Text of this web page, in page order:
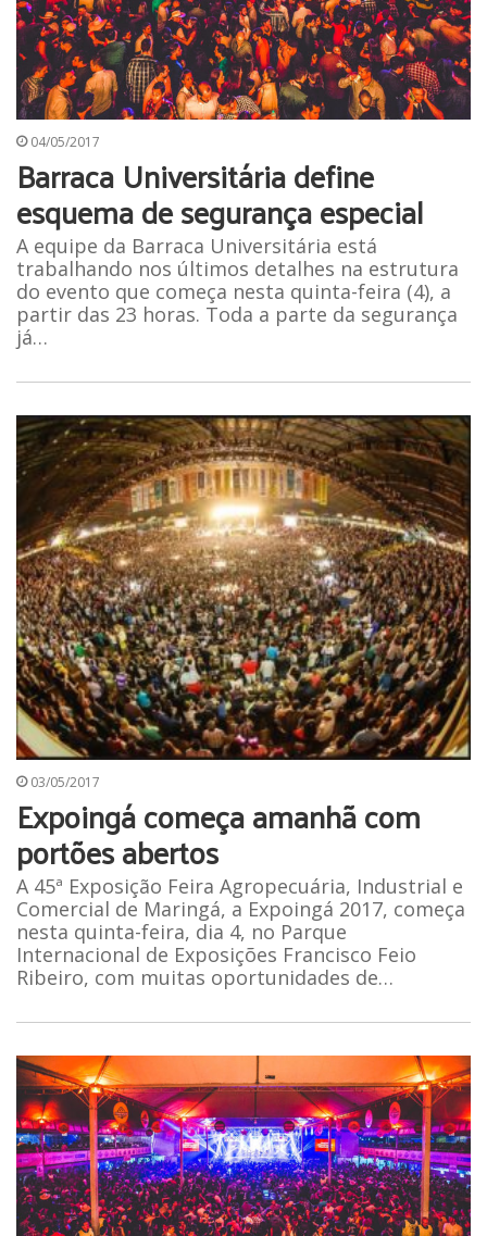
04/05/2017
Barraca Universitária define
esquema de segurança especial
A equipe da Barraca Universitária está
trabalhando nos últimos detalhes na estrutura
do evento que começa nesta quinta-feira (4), a
partir das 23 horas. Toda a parte da segurança
já…
03/05/2017
Expoingá começa amanhã com
portões abertos
A 45ª Exposição Feira Agropecuária, Industrial e
Comercial de Maringá, a Expoingá 2017, começa
nesta quinta-feira, dia 4, no Parque
Internacional de Exposições Francisco Feio
Ribeiro, com muitas oportunidades de…